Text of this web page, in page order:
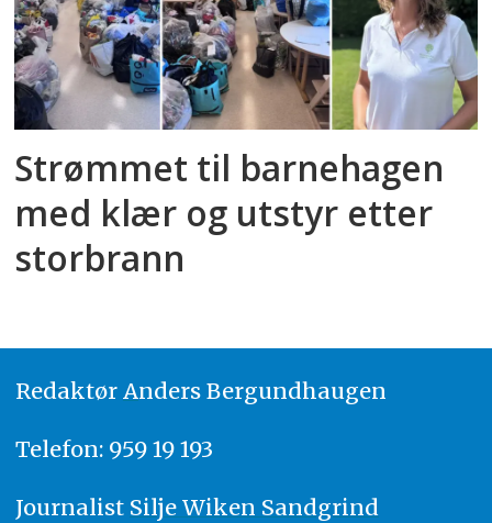
Strømmet til barnehagen
med klær og utstyr etter
storbrann
Redaktør Anders Bergundhaugen
Telefon: 959 19 193
Journalist Silje Wiken Sandgrind